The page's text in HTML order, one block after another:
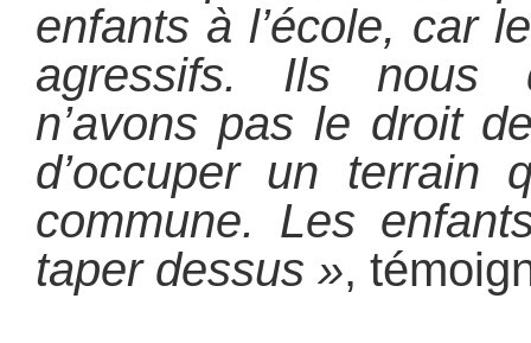
enfants à l’école, car
agressifs. Ils nous
n’avons pas le droit
d’occuper un terrain
commune. Les
taper dessus »,